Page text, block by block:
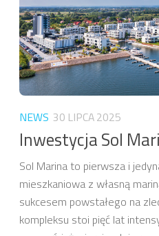
NEWS 30 LIPCA 2025
Inwestycja Sol
Sol Marina to pierwsza i
mieszkaniowa z własną
sukcesem powstałego na
kompleksu stoi pięć lat